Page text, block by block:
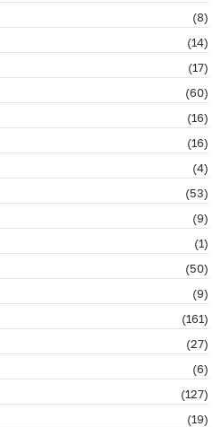
(8)
(14)
(17)
(60)
(16)
(16)
(4)
(53)
(9)
(1)
(50)
(9)
(161)
(27)
(6)
(127)
(19)